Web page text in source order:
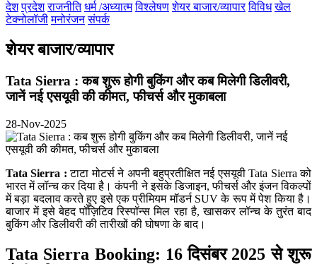
देश प्रदेश राजनीति धर्म /अध्यात्म विश्लेषण शेयर बाजार/व्यापार विविध खेल
टेक्नोलॉजी मनोरंजन संपर्क
शेयर बाजार/व्यापार
Tata Sierra : कब शुरू होगी बुकिंग और कब मिलेगी डिलीवरी,
जानें नई एसयूवी की कीमत, फीचर्स और मुकाबला
28-Nov-2025
Tata Sierra : टाटा मोटर्स ने अपनी बहुप्रतीक्षित नई एसयूवी Tata Sierra को
भारत में लॉन्च कर दिया है। कंपनी ने इसके डिजाइन, फीचर्स और इंजन विकल्पों
में बड़ा बदलाव करते हुए इसे एक प्रीमियम मॉडर्न SUV के रूप में पेश किया है।
बाजार में इसे बेहद पॉज़िटिव रिस्पॉन्स मिल रहा है, खासकर लॉन्च के तुरंत बाद
बुकिंग और डिलीवरी की तारीखों की घोषणा के बाद।
Tata Sierra Booking: 16 दिसंबर 2025 से शुरू